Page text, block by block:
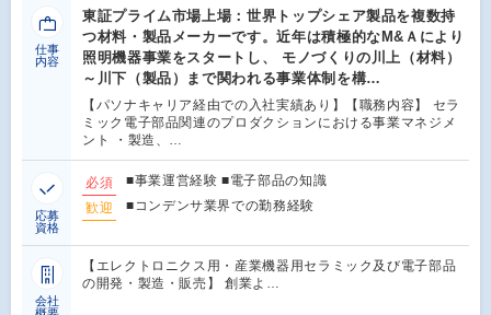
仕事
内容
東証プライム市場上場：世界トップシェア製品を複数持
つ材料・製品メーカーです。近年は積極的なM&Ａにより
照明機器事業をスタートし、 モノづくりの川上（材料）
～川下（製品）まで関われる事業体制を構…
【パソナキャリア経由での入社実績あり】【職務内容】 セラ
ミック電子部品関連のプロダクションにおける事業マネジメ
ント ・製造、…
応募
資格
必須
■事業運営経験 ■電子部品の知識
歓迎
■コンデンサ業界での勤務経験
会社
【エレクトロニクス用・産業機器用セラミック及び電子部品
の開発・製造・販売】 創業よ…